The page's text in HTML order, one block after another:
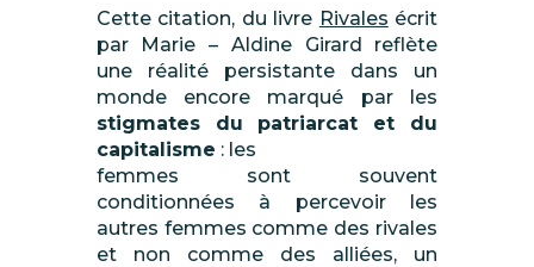
Cette citation, du livre Rivales écrit
par Marie – Aldine Girard reflète
une réalité persistante dans un
monde encore marqué par les
stigmates du patriarcat et du
capitalisme : les
femmes sont souvent
conditionnées à percevoir les
autres femmes comme des rivales
et non comme des alliées, un